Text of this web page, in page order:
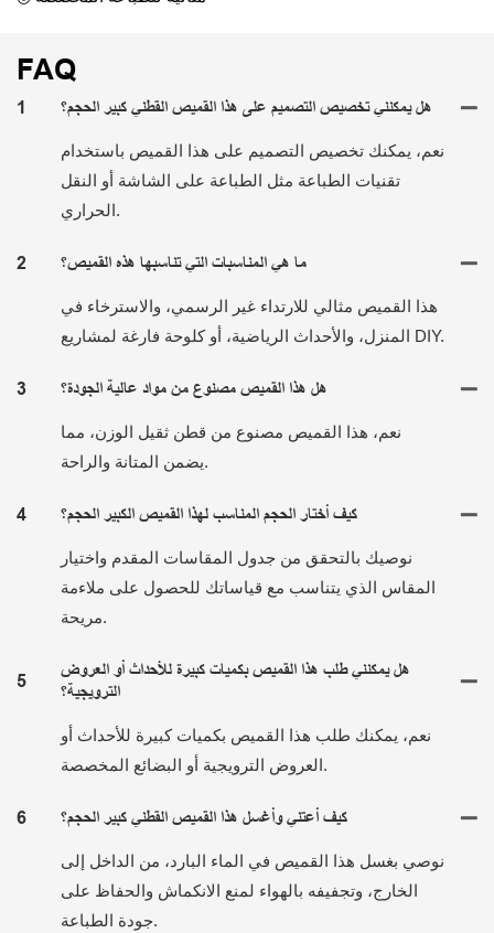
FAQ
1 هل يمكنني تخصيص التصميم على هذا القميص القطني كبير الحجم؟
نعم، يمكنك تخصيص التصميم على هذا القميص باستخدام
تقنيات الطباعة مثل الطباعة على الشاشة أو النقل
الحراري.
2 ما هي المناسبات التي تناسبها هذه القميص؟
هذا القميص مثالي للارتداء غير الرسمي، والاسترخاء في
المنزل، والأحداث الرياضية، أو كلوحة فارغة لمشاريع DIY.
3 هل هذا القميص مصنوع من مواد عالية الجودة؟
نعم، هذا القميص مصنوع من قطن ثقيل الوزن، مما
يضمن المتانة والراحة.
4 كيف أختار الحجم المناسب لهذا القميص الكبير الحجم؟
نوصيك بالتحقق من جدول المقاسات المقدم واختيار
المقاس الذي يتناسب مع قياساتك للحصول على ملاءمة
مريحة.
5
هل يمكنني طلب هذا القميص بكميات كبيرة للأحداث أو العروض
الترويجية؟
نعم، يمكنك طلب هذا القميص بكميات كبيرة للأحداث أو
العروض الترويجية أو البضائع المخصصة.
6 كيف أعتني وأغسل هذا القميص القطني كبير الحجم؟
نوصي بغسل هذا القميص في الماء البارد، من الداخل إلى
الخارج، وتجفيفه بالهواء لمنع الانكماش والحفاظ على
جودة الطباعة.